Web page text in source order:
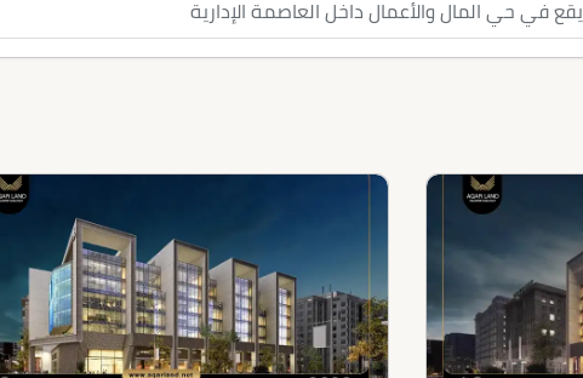
يقع في حي المال والأعمال داخل العاصمة الإدارية